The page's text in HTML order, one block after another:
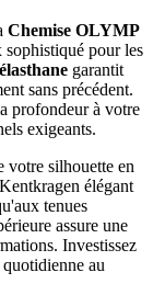
Chemise OLYMP
sophistiqué pour les
garantit
sans précédent.
profondeur à votre
exigeants.
votre silhouette en
élégant
tenues
assure une
Investissez
au